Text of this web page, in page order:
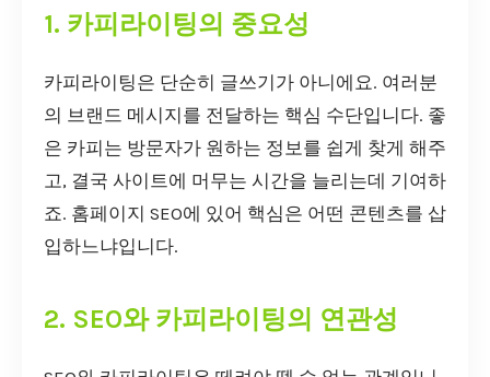
1. 카피라이팅의 중요성
카피라이팅은 단순히 글쓰기가 아니에요. 여러분
의 브랜드 메시지를 전달하는 핵심 수단입니다. 좋
은 카피는 방문자가 원하는 정보를 쉽게 찾게 해주
고, 결국 사이트에 머무는 시간을 늘리는데 기여하
죠. 홈페이지 SEO에 있어 핵심은 어떤 콘텐츠를 삽
입하느냐입니다.
2. SEO와 카피라이팅의 연관성